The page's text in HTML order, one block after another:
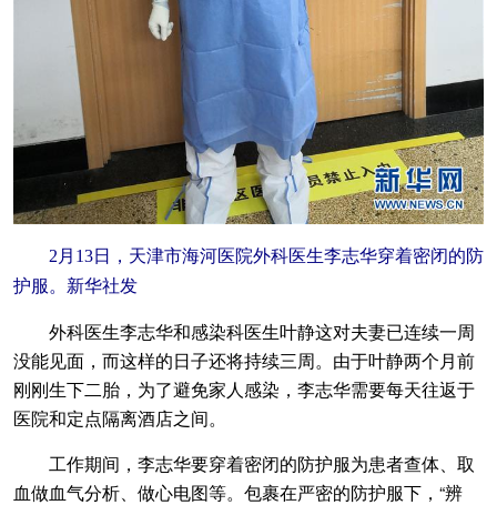
2月13日，天津市海河医院外科医生李志华穿着密闭的防
护服。新华社发
外科医生李志华和感染科医生叶静这对夫妻已连续一周
没能见面，而这样的日子还将持续三周。由于叶静两个月前
刚刚生下二胎，为了避免家人感染，李志华需要每天往返于
医院和定点隔离酒店之间。
工作期间，李志华要穿着密闭的防护服为患者查体、取
血做血气分析、做心电图等。包裹在严密的防护服下，“辨